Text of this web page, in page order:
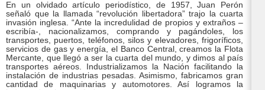
En un olvidado artículo periodístico, de 1957, Juan Perón
señaló que la llamada “revolución libertadora” trajo la cuarta
invasión inglesa. “Ante la incredulidad de propios y extraños –
escribía-, nacionalizamos, comprando y pagándoles, los
transportes, puertos, teléfonos, silos y elevadores, frigoríficos,
servicios de gas y energía, el Banco Central, creamos la Flota
Mercante, que llegó a ser la cuarta del mundo, y dimos al país
transportes aéreos. Industrializamos la Nación facilitando la
instalación de industrias pesadas. Asimismo, fabricamos gran
cantidad de maquinarias y automotores. Así logramos la